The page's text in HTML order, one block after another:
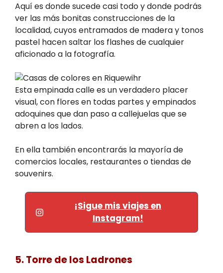
Aquí es donde sucede casi todo y donde podrás
ver las más bonitas construcciones de la
localidad, cuyos entramados de madera y tonos
pastel hacen saltar los flashes de cualquier
aficionado a la fotografía.
Esta empinada calle es un verdadero placer
visual, con flores en todas partes y empinados
adoquines que dan paso a callejuelas que se
abren a los lados.
En ella también encontrarás la mayoría de
comercios locales, restaurantes o tiendas de
souvenirs.
¡Sigue mis viajes en
Instagram!
5. Torre de los Ladrones